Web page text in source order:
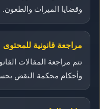
وقضايا الميراث والطعون.
مراجعة قانونية للمحتوى
تتم مراجعة المقالات
وأحكام محكمة النقض